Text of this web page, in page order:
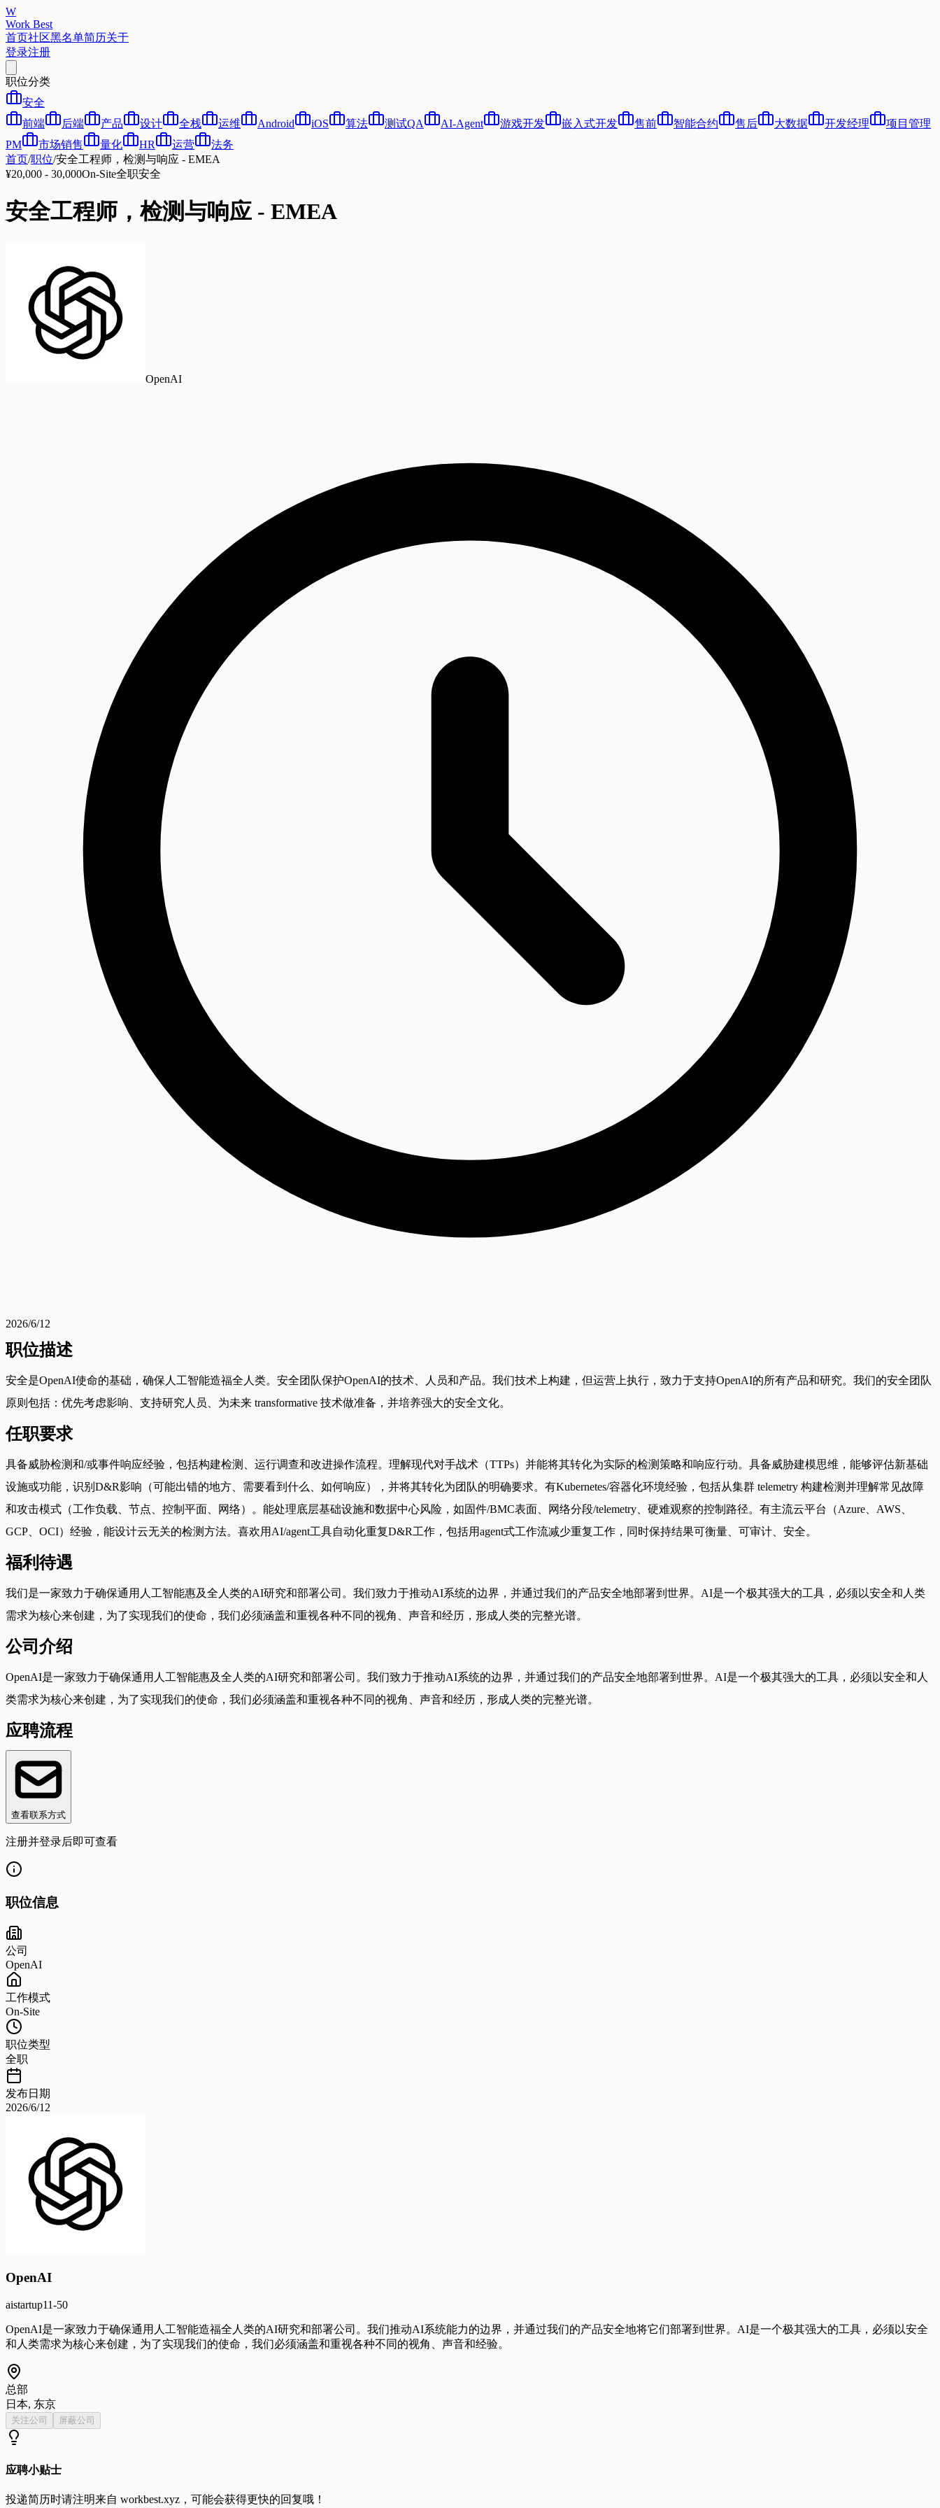
W
Work Best
首页社区黑名单简历关于
登录注册
职位分类
安全
前端
后端 产品 设计 全栈 运维 Android iOS 算法 测试QA AI-Agent 游戏开发 嵌入式开发 售前 智能合约 售后 大数据 开发经理
项目管理
PM
市场销售 量化 HR 运营
法务
首页/职位/安全工程师，检测与响应 - EMEA
¥20,000 - 30,000On-Site全职安全
安全工程师，检测与响应 - EMEA
OpenAI
2026/6/12
职位描述
安全是OpenAI使命的基础，确保人工智能造福全人类。安全团队保护OpenAI的技术、人员和产品。我们技术上构建，但运营上执行，致力于支持OpenAI的所有产品和研究。我们的安全团队
原则包括：优先考虑影响、支持研究人员、为未来 transformative 技术做准备，并培养强大的安全文化。
任职要求
具备威胁检测和/或事件响应经验，包括构建检测、运行调查和改进操作流程。理解现代对手战术（TTPs）并能将其转化为实际的检测策略和响应行动。具备威胁建模思维，能够评估新基础
设施或功能，识别D&R影响（可能出错的地方、需要看到什么、如何响应），并将其转化为团队的明确要求。有Kubernetes/容器化环境经验，包括从集群 telemetry 构建检测并理解常见故障
和攻击模式（工作负载、节点、控制平面、网络）。能处理底层基础设施和数据中心风险，如固件/BMC表面、网络分段/telemetry、硬难观察的控制路径。有主流云平台（Azure、AWS、
GCP、OCI）经验，能设计云无关的检测方法。喜欢用AI/agent工具自动化重复D&R工作，包括用agent式工作流减少重复工作，同时保持结果可衡量、可审计、安全。
福利待遇
我们是一家致力于确保通用人工智能惠及全人类的AI研究和部署公司。我们致力于推动AI系统的边界，并通过我们的产品安全地部署到世界。AI是一个极其强大的工具，必须以安全和人类
需求为核心来创建，为了实现我们的使命，我们必须涵盖和重视各种不同的视角、声音和经历，形成人类的完整光谱。
公司介绍
OpenAI是一家致力于确保通用人工智能惠及全人类的AI研究和部署公司。我们致力于推动AI系统的边界，并通过我们的产品安全地部署到世界。AI是一个极其强大的工具，必须以安全和人
类需求为核心来创建，为了实现我们的使命，我们必须涵盖和重视各种不同的视角、声音和经历，形成人类的完整光谱。
应聘流程
查看联系方式
注册并登录后即可查看
职位信息
公司
OpenAI
工作模式
On-Site
职位类型
全职
发布日期
2026/6/12
OpenAI
aistartup11-50
OpenAI是一家致力于确保通用人工智能造福全人类的AI研究和部署公司。我们推动AI系统能力的边界，并通过我们的产品安全地将它们部署到世界。AI是一个极其强大的工具，必须以安全
和人类需求为核心来创建，为了实现我们的使命，我们必须涵盖和重视各种不同的视角、声音和经验。
总部
日本, 东京
关注公司 屏蔽公司
应聘小贴士
投递简历时请注明来自 workbest.xyz ，可能会获得更快的回复哦！